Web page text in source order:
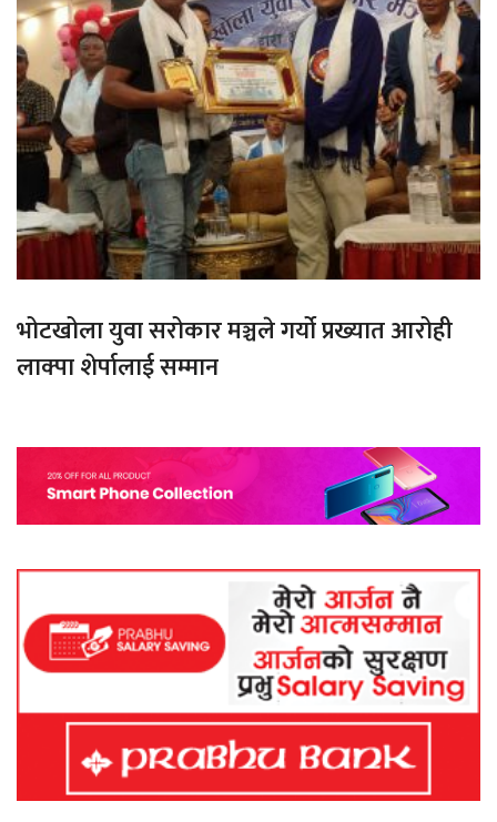
भोटखोला युवा सरोकार मञ्चले गर्यो प्रख्यात आरोही
लाक्पा शेर्पालाई सम्मान